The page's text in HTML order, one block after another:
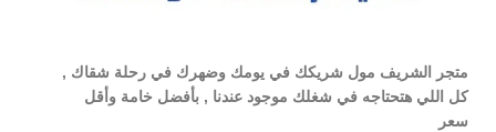
متجر الشريف مول شريكك في يومك وضهرك في رحلة شقاك ,
كل اللي هتحتاجه في شغلك موجود عندنا , بأفضل خامة وأقل
سعر